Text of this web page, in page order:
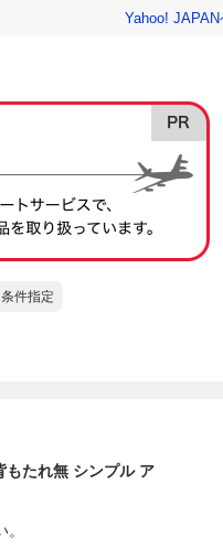
Yahoo! JAPAN
条件指定
たれ無 シンプル ア